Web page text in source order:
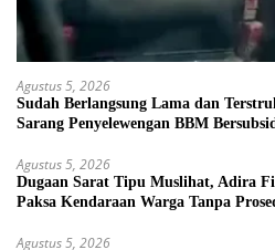
Agustus 5, 2026
Sudah Berlangsung Lama dan
Sarang Penyelewengan BBM
Agustus 5, 2026
Dugaan Sarat Tipu Muslihat, Adira
Paksa Kendaraan Warga Tanpa
Agustus 5, 2026